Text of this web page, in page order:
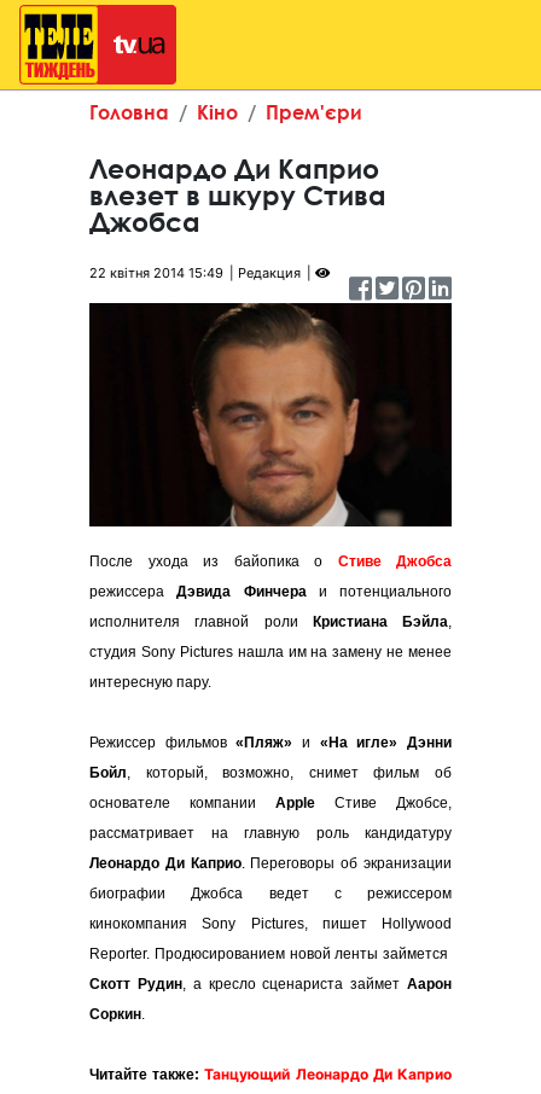
Головна Кіно Прем'єри
Леонардо Ди Каприо
влезет в шкуру Стива
Джобса
22 квітня 2014 15:49 Редакция
После ухода из байопика о Стиве Джобса
режиссера Дэвида Финчераи потенциального
исполнителя главной роли Кристиана Бэйла,
студия Sony Pictures нашла им на замену не менее
интересную пару.
Режиссер фильмов«Пляж» и «На игле» Дэнни
Бойл, который, возможно, снимет фильм об
основателе компании Apple Стиве Джобсе,
рассматривает на главную роль кандидатуру
Леонардо Ди Каприо. Переговоры об экранизации
биографии Джобса ведет с режиссером
кинокомпания Sony Pictures, пишет Hollywood
Reporter. Продюсированием новой ленты займется
Скотт Рудин, а кресло сценариста займетАарон
Соркин.
Читайте также:Танцующий Леонардо Ди Каприо